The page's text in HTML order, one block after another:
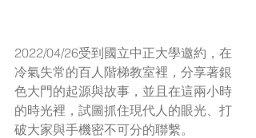
2022/04/26受到國立中正大學邀約，在
冷氣失常的百人階梯教室裡，分享著銀
色大門的起源與故事，並且在這兩小時
的時光裡，試圖抓住現代人的眼光、打
破大家與手機密不可分的聯繫。